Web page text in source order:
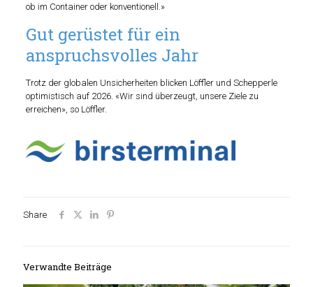
ob im Container oder konventionell.»
Gut gerüstet für ein
anspruchsvolles Jahr
Trotz der globalen Unsicherheiten blicken Löffler und Schepperle
optimistisch auf 2026. «Wir sind überzeugt, unsere Ziele zu
erreichen», so Löffler.
Share
Verwandte Beiträge